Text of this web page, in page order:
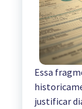
Essa
justificar